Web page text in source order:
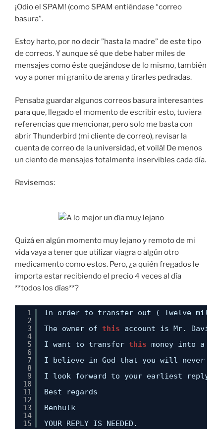
¡Odio el SPAM! (como SPAM entiéndase “correo
basura”.
Estoy harto, por no decir ”hasta la madre” de este tipo
de correos. Y aunque sé que debe haber miles de
mensajes como éste quejándose de lo mismo, también
voy a poner mi granito de arena y tirarles pedradas.
Pensaba guardar algunos correos basura interesantes
para que, llegado el momento de escribir esto, tuviera
referencias que mencionar, pero solo me basta con
abrir Thunderbird (mi cliente de correo), revisar la
cuenta de correo de la universidad, et voilá! De menos
un ciento de mensajes totalmente inservibles cada día.
Revisemos:
Quizá en algún momento muy lejano y remoto de mi
vida vaya a tener que utilizar viagra o algún otro
medicamento como estos. Pero, ¿a quién fregados le
importa estar recibiendo el precio 4 veces al día
**todos los días**?
1
2
3
4
5
6
7
8
9
10
11
12
13
14
15
In order to transfer out ( Twelve
The owner of this
account is Mr. David
I want to transfer this money into a
I believe in God that you will never let
I look forward to your earliest reply
Best regards
Benhulk
YOUR REPLY IS NEEDED.